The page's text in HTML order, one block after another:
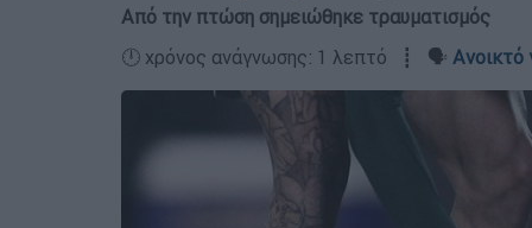
Από την πτώση σημειώθηκε τραυματισμός
🕛 χρόνος ανάγνωσης: 1 λεπτό ┋ 🗣️ Ανοικτό